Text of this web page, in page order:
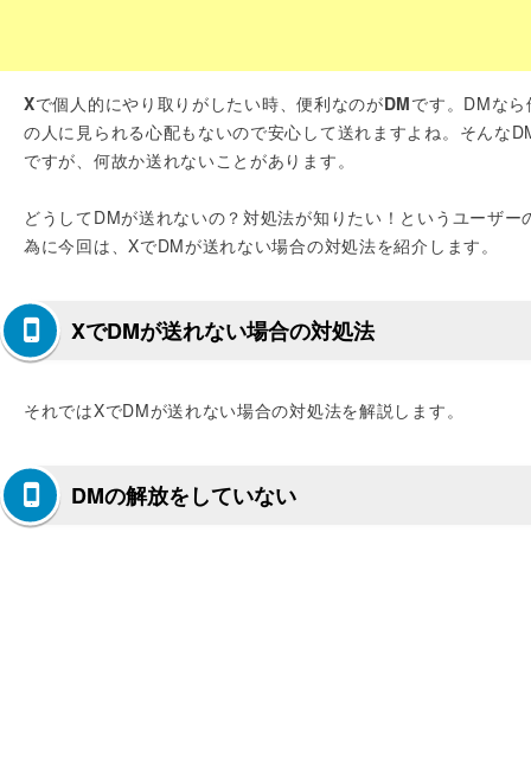
Xで個人的にやり取りがしたい時、便利なのがDMです。DMなら
の人に見られる心配もないので安心して送れますよね。そんな
ですが、何故か送れないことがあります。
どうしてDMが送れないの？対処法が知りたい！というユーザー
為に今回は、XでDMが送れない場合の対処法を紹介します。
XでDMが送れない場合の対処法
それではXでDMが送れない場合の対処法を解説します。
DMの解放をしていない